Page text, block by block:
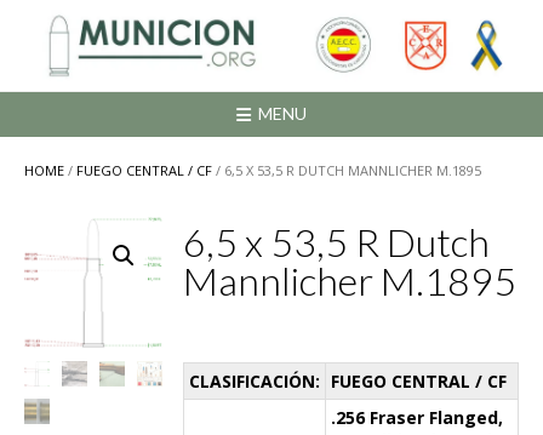
contenido
MENU
HOME / FUEGO CENTRAL / CF / 6,5 X 53,5 R DUTCH MANNLICHER M.1895
6,5 x 53,5 R Dutch
Mannlicher M.1895
CLASIFICACIÓN: FUEGO CENTRAL / CF
.256 Fraser Flanged,